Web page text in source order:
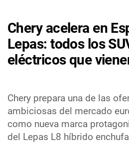
Chery acelera en
Lepas: todos los
eléctricos que
Chery prepara una de las
ambiciosas del mercado
como nueva marca
del Lepas L8 híbrido